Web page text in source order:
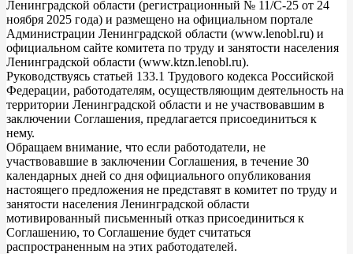
Ленинградской области (регистрационный № 11/С-25 от 24
ноября 2025 года) и размещено на официальном портале
Администрации Ленинградской области (www.lenobl.ru) и
официальном сайте комитета по труду и занятости населения
Ленинградской области (www.ktzn.lenobl.ru).
Руководствуясь статьей 133.1 Трудового кодекса Российской
Федерации, работодателям, осуществляющим деятельность на
территории Ленинградской области и не участвовавшим в
заключении Соглашения, предлагается присоединиться к
нему.
Обращаем внимание, что если работодатели, не
участвовавшие в заключении Соглашения, в течение 30
календарных дней со дня официального опубликования
настоящего предложения не представят в комитет по труду и
занятости населения Ленинградской области
мотивированный письменный отказ присоединиться к
Соглашению, то Соглашение будет считаться
распространенным на этих работодателей.